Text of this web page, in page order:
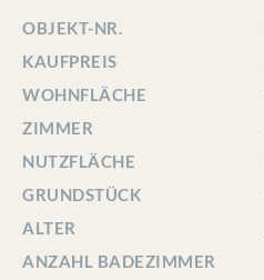
OBJEKT-NR.
KAUFPREIS
WOHNFLÄCHE
ZIMMER
NUTZFLÄCHE
GRUNDSTÜCK
ALTER
ANZAHL BADEZIMMER